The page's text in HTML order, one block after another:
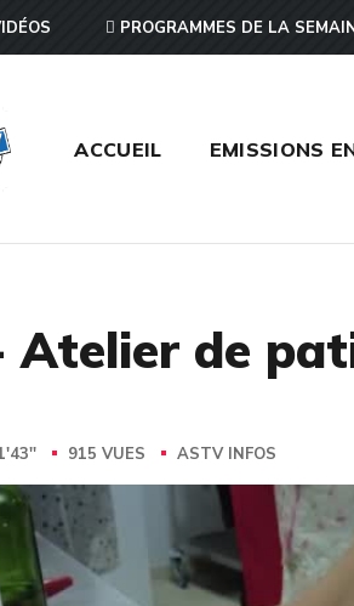
PROGRAMMES DE LA
ACCUEIL EMISSIONS
de
915 VUES ASTV INFOS